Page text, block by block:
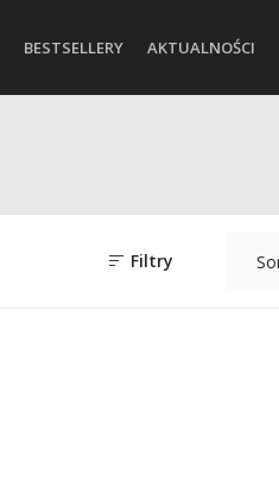
BESTSELLERY AKTUALNOŚCI
Filtry